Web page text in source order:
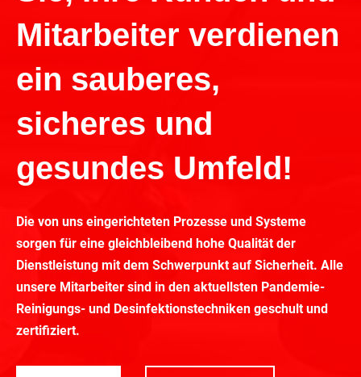
Mitarbeiter verdienen
ein sauberes,
sicheres und
gesundes Umfeld!
Die von uns eingerichteten Prozesse und Systeme
sorgen für eine gleichbleibend hohe Qualität der
Dienstleistung mit dem Schwerpunkt auf Sicherheit. Alle
unsere Mitarbeiter sind in den aktuellsten Pandemie-
Reinigungs- und Desinfektionstechniken geschult und
zertifiziert.